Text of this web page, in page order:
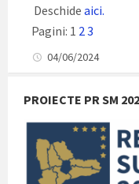
Deschide aici.
Pagini: 1 2 3
04/06/2024
PROIECTE PR SM